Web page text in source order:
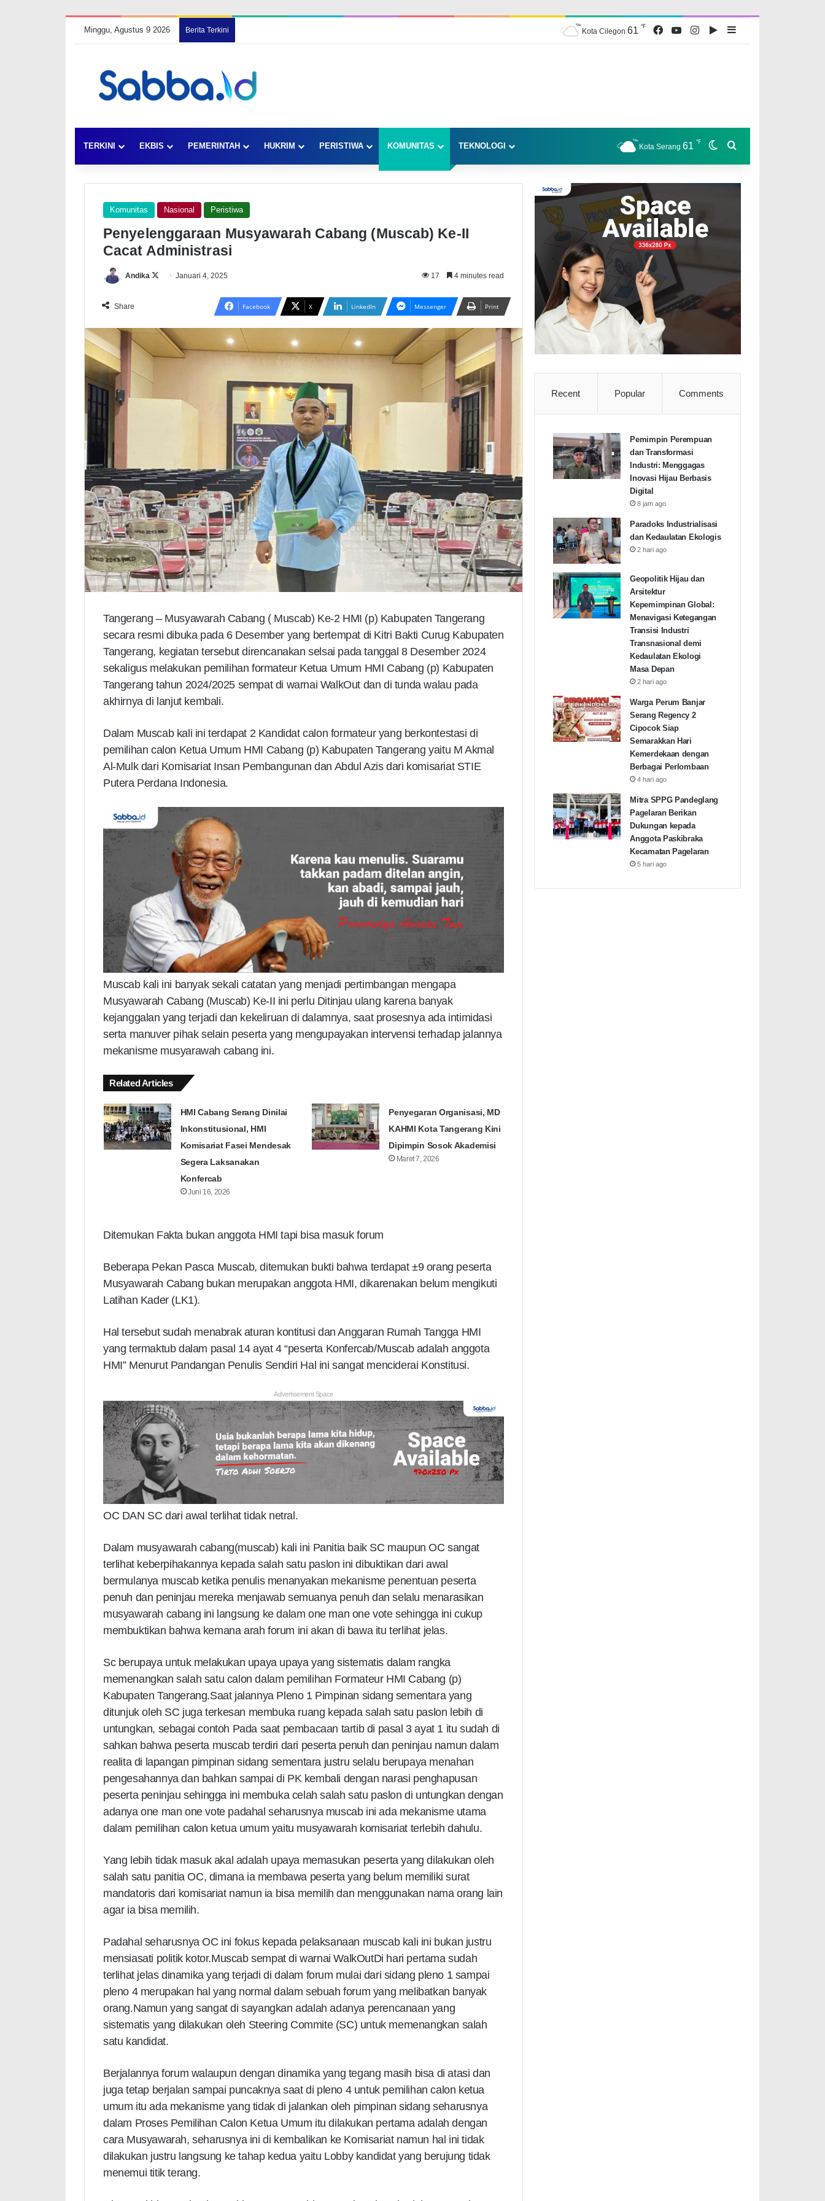
Minggu, Agustus 9 2026 Berita Terkini Kota Cilegon 61 ℉ Facebook
YouTubeInstagramGoogle Play
Sidebar
TERKINI EKBIS PEMERINTAH HUKRIM PERISTIWA KOMUNITAS TEKNOLOGI Kota Serang 61 ℉ Switch skin
Komunitas Nasional Peristiwa
Penyelenggaraan Musyawarah Cabang (Muscab) Ke-II
Cacat Administrasi
Andika
FollowJanuari 4, 2025 17 4 minutes read
Share Facebook X LinkedIn Messenger Print
Tangerang – Musyawarah Cabang ( Muscab) Ke-2 HMI (p) Kabupaten Tangerang
secara resmi dibuka pada 6 Desember yang bertempat di Kitri Bakti Curug Kabupaten
Tangerang, kegiatan tersebut direncanakan selsai pada tanggal 8 Desember 2024
sekaligus melakukan pemilihan formateur Ketua Umum HMI Cabang (p) Kabupaten
Tangerang tahun 2024/2025 sempat di warnai WalkOut dan di tunda walau pada
akhirnya di lanjut kembali.
Dalam Muscab kali ini terdapat 2 Kandidat calon formateur yang berkontestasi di
pemilihan calon Ketua Umum HMI Cabang (p) Kabupaten Tangerang yaitu M Akmal
Al-Mulk dari Komisariat Insan Pembangunan dan Abdul Azis dari komisariat STIE
Putera Perdana Indonesia.
Muscab kali ini banyak sekali catatan yang menjadi pertimbangan mengapa
Musyawarah Cabang (Muscab) Ke-II ini perlu Ditinjau ulang karena banyak
kejanggalan yang terjadi dan kekeliruan di dalamnya, saat prosesnya ada intimidasi
serta manuver pihak selain peserta yang mengupayakan intervensi terhadap jalannya
mekanisme musyarawah cabang ini.
Related Articles
HMI Cabang Serang Dinilai
Inkonstitusional, HMI
Komisariat Fasei Mendesak
Segera Laksanakan
Konfercab
Juni 16, 2026
Penyegaran Organisasi, MD
KAHMI Kota Tangerang Kini
Dipimpin Sosok Akademisi
Maret 7, 2026
Ditemukan Fakta bukan anggota HMI tapi bisa masuk forum
Beberapa Pekan Pasca Muscab, ditemukan bukti bahwa terdapat ±9 orang peserta
Musyawarah Cabang bukan merupakan anggota HMI, dikarenakan belum mengikuti
Latihan Kader (LK1).
Hal tersebut sudah menabrak aturan kontitusi dan Anggaran Rumah Tangga HMI
yang termaktub dalam pasal 14 ayat 4 “peserta Konfercab/Muscab adalah anggota
HMI” Menurut Pandangan Penulis Sendiri Hal ini sangat menciderai Konstitusi.
Advertisement Space
OC DAN SC dari awal terlihat tidak netral.
Dalam musyawarah cabang(muscab) kali ini Panitia baik SC maupun OC sangat
terlihat keberpihakannya kepada salah satu paslon ini dibuktikan dari awal
bermulanya muscab ketika penulis menanyakan mekanisme penentuan peserta
penuh dan peninjau mereka menjawab semuanya penuh dan selalu menarasikan
musyawarah cabang ini langsung ke dalam one man one vote sehingga ini cukup
membuktikan bahwa kemana arah forum ini akan di bawa itu terlihat jelas.
Sc berupaya untuk melakukan upaya upaya yang sistematis dalam rangka
memenangkan salah satu calon dalam pemilihan Formateur HMI Cabang (p)
Kabupaten Tangerang.Saat jalannya Pleno 1 Pimpinan sidang sementara yang
ditunjuk oleh SC juga terkesan membuka ruang kepada salah satu paslon lebih di
untungkan, sebagai contoh Pada saat pembacaan tartib di pasal 3 ayat 1 itu sudah di
sahkan bahwa peserta muscab terdiri dari peserta penuh dan peninjau namun dalam
realita di lapangan pimpinan sidang sementara justru selalu berupaya menahan
pengesahannya dan bahkan sampai di PK kembali dengan narasi penghapusan
peserta peninjau sehingga ini membuka celah salah satu paslon di untungkan dengan
adanya one man one vote padahal seharusnya muscab ini ada mekanisme utama
dalam pemilihan calon ketua umum yaitu musyawarah komisariat terlebih dahulu.
Yang lebih tidak masuk akal adalah upaya memasukan peserta yang dilakukan oleh
salah satu panitia OC, dimana ia membawa peserta yang belum memiliki surat
mandatoris dari komisariat namun ia bisa memilih dan menggunakan nama orang lain
agar ia bisa memilih.
Padahal seharusnya OC ini fokus kepada pelaksanaan muscab kali ini bukan justru
mensiasati politik kotor.Muscab sempat di warnai WalkOutDi hari pertama sudah
terlihat jelas dinamika yang terjadi di dalam forum mulai dari sidang pleno 1 sampai
pleno 4 merupakan hal yang normal dalam sebuah forum yang melibatkan banyak
orang.Namun yang sangat di sayangkan adalah adanya perencanaan yang
sistematis yang dilakukan oleh Steering Commite (SC) untuk memenangkan salah
satu kandidat.
Berjalannya forum walaupun dengan dinamika yang tegang masih bisa di atasi dan
juga tetap berjalan sampai puncaknya saat di pleno 4 untuk pemilihan calon ketua
umum itu ada mekanisme yang tidak di jalankan oleh pimpinan sidang seharusnya
dalam Proses Pemilihan Calon Ketua Umum itu dilakukan pertama adalah dengan
cara Musyawarah, seharusnya ini di kembalikan ke Komisariat namun hal ini tidak
dilakukan justru langsung ke tahap kedua yaitu Lobby kandidat yang berujung tidak
menemui titik terang.
Recent Popular Comments
Pemimpin Perempuan
dan Transformasi
Industri: Menggagas
Inovasi Hijau Berbasis
Digital
8 jam ago
Paradoks Industrialisasi
dan Kedaulatan Ekologis
2 hari ago
Geopolitik Hijau dan
Arsitektur
Kepemimpinan Global:
Menavigasi Ketegangan
Transisi Industri
Transnasional demi
Kedaulatan Ekologi
Masa Depan
2 hari ago
Warga Perum Banjar
Serang Regency 2
Cipocok Siap
Semarakkan Hari
Kemerdekaan dengan
Berbagai Perlombaan
4 hari ago
Mitra SPPG Pandeglang
Pagelaran Berikan
Dukungan kepada
Anggota Paskibraka
Kecamatan Pagelaran
5 hari ago